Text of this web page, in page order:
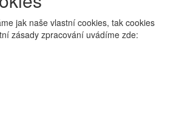
jak naše vlastní cookies, tak cookies
zásady zpracování uvádíme zde: